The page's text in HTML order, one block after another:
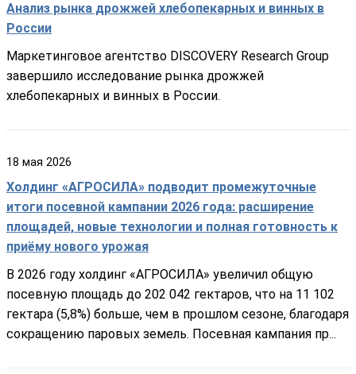
Анализ рынка дрожжей хлебопекарных и винных в
России
Маркетинговое агентство DISCOVERY Research Group
завершило исследование рынка дрожжей
хлебопекарных и винных в России.
18 мая 2026
Холдинг «АГРОСИЛА» подводит промежуточные
итоги посевной кампании 2026 года: расширение
площадей, новые технологии и полная готовность к
приёму нового урожая
В 2026 году холдинг «АГРОСИЛА» увеличил общую
посевную площадь до 202 042 гектаров, что на 11 102
гектара (5,8%) больше, чем в прошлом сезоне, благодаря
сокращению паровых земель. Посевная кампания пр...